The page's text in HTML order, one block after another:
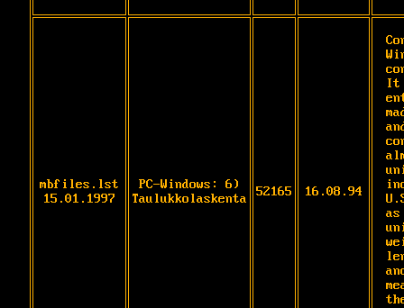
mbfiles.lst
15.01.1997
PC-Windows: 6)
Taulukkolaskenta
52165 16.08.94
It